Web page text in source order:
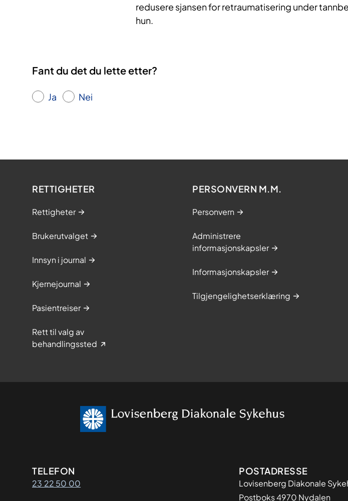
redusere sjansen for retraumatisering under
hun.
Fant du det du lette etter?
Ja Nei
RETTIGHETER
Rettigheter
Brukerutvalget
Innsyn i journal
Kjernejournal
Pasientreiser
Rett til valg av
behandlingssted
PERSONVERN M.M.
Personvern
Administrere
informasjonskapsler
Informasjonskapsler
Tilgjengelighetserklæring
Kontaktinformasjon
TELEFON
23 22 50 00 Adresse
POSTADRESSE
Lovisenberg Diakonale
Postboks 4970 Nydalen